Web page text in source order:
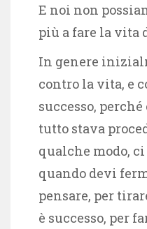
E noi non
più a fare la vita
In genere
contro la vita, e
successo,
tutto stava
qualche modo,
quando devi
pensare, per
è successo, per